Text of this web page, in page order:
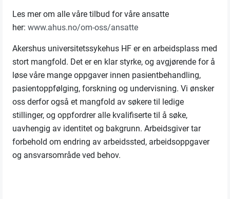
Les mer om alle våre tilbud for våre ansatte
her:www.ahus.no/om-oss/ansatte
Akershus universitetssykehus HF er en arbeidsplass med
stort mangfold. Det er en klar styrke, og avgjørende for å
løse våre mange oppgaver innen pasientbehandling,
pasientoppfølging, forskning og undervisning. Vi ønsker
oss derfor også et mangfold av søkere til ledige
stillinger, og oppfordrer alle kvalifiserte til å søke,
uavhengig av identitet og bakgrunn. Arbeidsgiver tar
forbehold om endring av arbeidssted, arbeidsoppgaver
og ansvarsområde ved behov.